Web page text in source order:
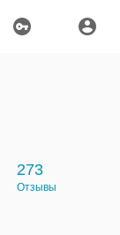
273
Отзывы